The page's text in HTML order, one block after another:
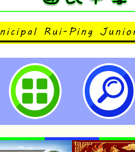
站設計者：徐嘉